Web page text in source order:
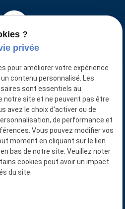
88761774400016
77 14 80
CHABOSSIERE
EN-MAUGES
?
privée
pour améliorer votre expérience
contenu personnalisé. Les
sont essentiels au
notre site et ne peuvent pas être
avez le choix d'activer ou de
de performance et
Vous pouvez modifier vos
moment en cliquant sur le lien
bas de notre site. Veuillez noter
cookies peut avoir un impact
du site.